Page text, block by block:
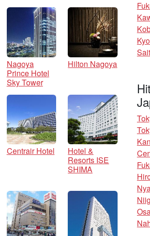
Nagoya
Prince Hotel
Sky Tower
Hilton Nagoya
Centrair Hotel
Hotel &
Resorts ISE
SHIMA